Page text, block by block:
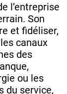
l’entreprise
Son
et fidéliser,
canaux
des
ou les
du service,